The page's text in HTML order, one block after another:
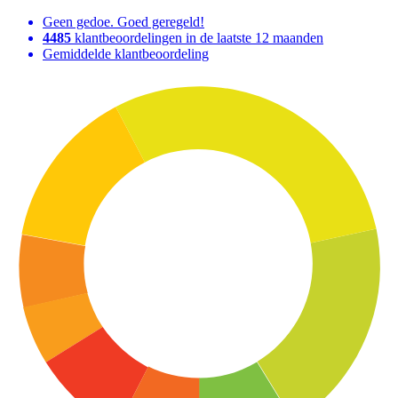
Geen gedoe. Goed geregeld!
4485 klantbeoordelingen in de laatste 12 maanden
Gemiddelde klantbeoordeling